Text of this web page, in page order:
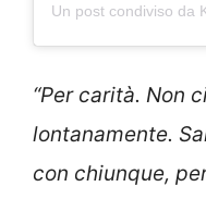
“Per carità. Non
lontanamente.
con chiunque,